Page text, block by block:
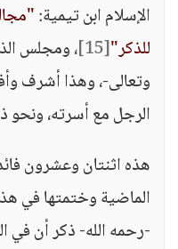
الإسلام ابن تيمية:
للذكر"[15]
، ومجلس
وتعالى-، وهذا أشرف
الرجل مع أسرته، ونحو
هذه اثنتان وعشرون
الماضية وختمتها في
-رحمه الله- ذكر أن في